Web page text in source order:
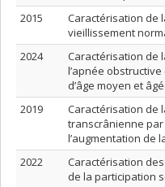
2015
Caractérisation de
vieillissement
2024
Caractérisation de
l’apnée
d’âge moyen et
2019
Caractérisation de
transcrânienne
l’augmentation de
2022
Caractérisation
de la participation